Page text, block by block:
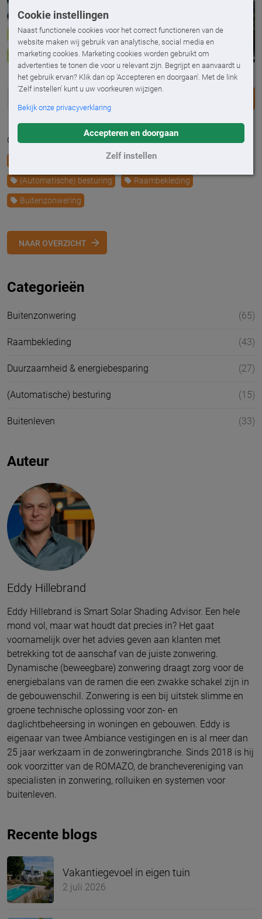
Cookie instellingen
Naast functionele cookies voor het correct functioneren van de
website maken wij gebruik van analytische, social media en
marketing cookies. Marketing cookies worden gebruikt om
advertenties te tonen die voor u relevant zijn. Begrijpt en aanvaardt u
het gebruik ervan? Klik dan op 'Accepteren en doorgaan'. Met de link
'Zelf instellen' kunt u uw voorkeuren wijzigen.
Bekijk onze privacyverklaring
Accepteren en doorgaan
Zelf instellen
Geplaatst op 11 maart 2021
Duurzaamheid & energiebesparing
(Automatische) besturing Raambekleding
Buitenzonwering
NAAR OVERZICHT
Categorieën
Buitenzonwering (65)
Raambekleding (43)
Duurzaamheid & energiebesparing (27)
(Automatische) besturing (15)
Buitenleven (33)
Auteur
Eddy Hillebrand
Eddy Hillebrand is Smart Solar Shading Advisor. Een hele
mond vol, maar wat houdt dat precies in? Het gaat
voornamelijk over het advies geven aan klanten met
betrekking tot de aanschaf van de juiste zonwering.
Dynamische (beweegbare) zonwering draagt zorg voor de
energiebalans van de ramen die een zwakke schakel zijn in
de gebouwenschil. Zonwering is een bij uitstek slimme en
groene technische oplossing voor zon- en
daglichtbeheersing in woningen en gebouwen. Eddy is
eigenaar van twee Ambiance vestigingen en is al meer dan
25 jaar werkzaam in de zonweringbranche. Sinds 2018 is hij
ook voorzitter van de ROMAZO, de branchevereniging van
specialisten in zonwering, rolluiken en systemen voor
buitenleven.
Recente blogs
Vakantiegevoel in eigen tuin
2 juli 2026